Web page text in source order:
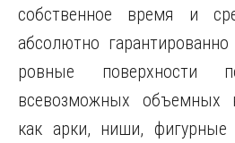
собственное время и
абсолютно
ровные поверхности
всевозможных объемных
как арки, ниши, фигурные